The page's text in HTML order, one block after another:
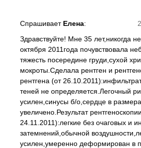
Спрашивает Елена:
Здравствуйте! Мне 35 лет,никогда
октября 2011года почувствовала
тяжесть посередине груди,сухой
мокроты.Сделала рентген и
рентгена (от
теней не определяется.Легочный
усилен,синусы б/о,сердце в
увеличено.Результат
24.11.2011):легкие без очаговых и
затемнений,обычной
усилен,умеренно деформирован в